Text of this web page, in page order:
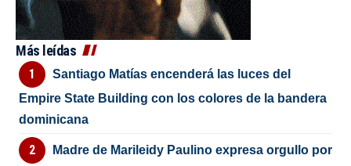
Más leídas
Santiago Matías encenderá las luces del
Empire State Building con los colores de la bandera
dominicana
Madre de Marileidy Paulino expresa orgullo por